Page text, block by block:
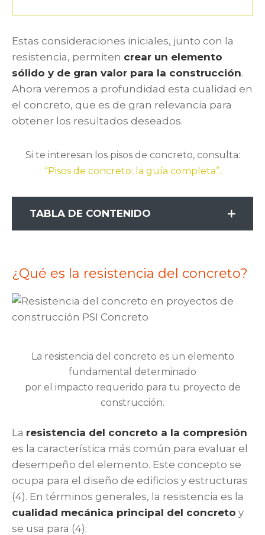
Estas consideraciones iniciales, junto con la
resistencia, permiten crear un elemento
sólido y de gran valor para la construcción.
Ahora veremos a profundidad esta cualidad en
el concreto, que es de gran relevancia para
obtener los resultados deseados.
Si te interesan los pisos de concreto, consulta:
“Pisos de concreto: la guía completa”.
TABLA DE CONTENIDO
¿Qué es la resistencia del concreto?
La resistencia del concreto es un elemento
fundamental determinado
por el impacto requerido para tu proyecto de
construcción.
La resistencia del concreto a la compresión
es la característica más común para evaluar el
desempeño del elemento. Este concepto se
ocupa para el diseño de edificios y estructuras
(4). En términos generales, la resistencia es la
cualidad mecánica principal del concreto y
se usa para (4):